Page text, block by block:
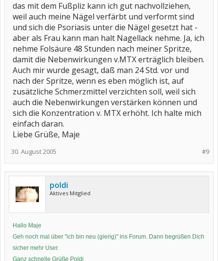
das mit dem Fußpliz kann ich gut nachvollziehen,
weil auch meine Nägel verfärbt und verformt sind
und sich die Psoriasis unter die Nägel gesetzt hat -
aber als Frau kann man halt Nagellack nehme. Ja, ich
nehme Folsäure 48 Stunden nach meiner Spritze,
damit die Nebenwirkungen v.MTX erträglich bleiben.
Auch mir wurde gesagt, daß man 24 Std. vor und
nach der Spritze, wenn es eben möglich ist, auf
zusätzliche Schmerzmittel verzichten soll, weil sich
auch die Nebenwirkungen verstärken können und
sich die Konzentration v. MTX erhöht. Ich halte mich
einfach daran.
Liebe Grüße, Maje
#9
30. August 2005
poldi
Aktives Mitglied
Hallo Maje
Geh noch mal über "ich bin neu (gierig)" ins Forum. Dann begrüßen Dich
sicher mehr User.
Ganz schnelle Grüße Poldi